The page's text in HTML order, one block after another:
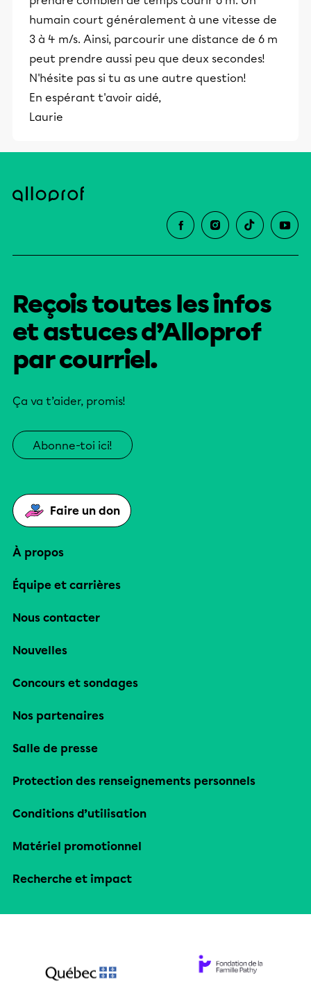
humain court généralement à une vitesse de
3 à 4 m/s. Ainsi, parcourir une distance de 6 m
peut prendre aussi peu que deux secondes!
N'hésite pas si tu as une autre question!
En espérant t'avoir aidé,
Laurie
Reçois toutes les infos
et astuces d’Alloprof
par courriel.
Ça va t’aider, promis!
Abonne-toi ici!
Faire un don
À propos
Équipe et carrières
Nous contacter
Nouvelles
Concours et sondages
Nos partenaires
Salle de presse
Protection des renseignements personnels
Conditions d’utilisation
Matériel promotionnel
Recherche et impact